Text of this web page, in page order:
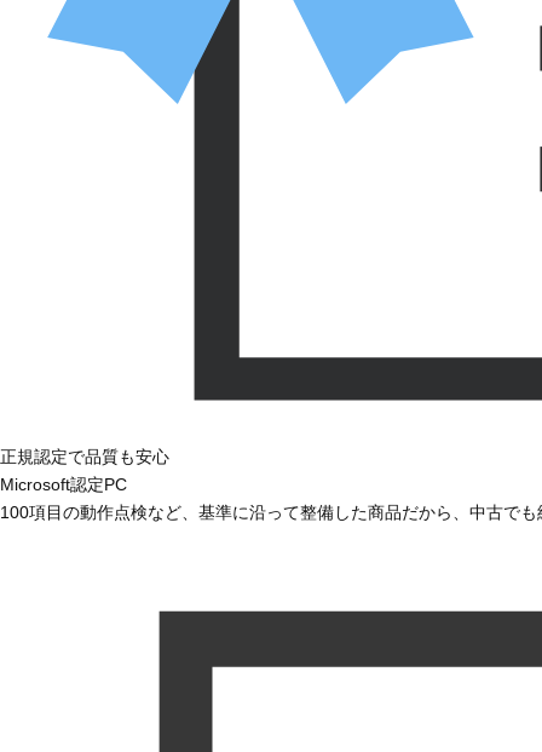
正規認定で品質も安心
Microsoft認定PC
100項目の動作点検など、基準に沿って整備した商品だから、中古で